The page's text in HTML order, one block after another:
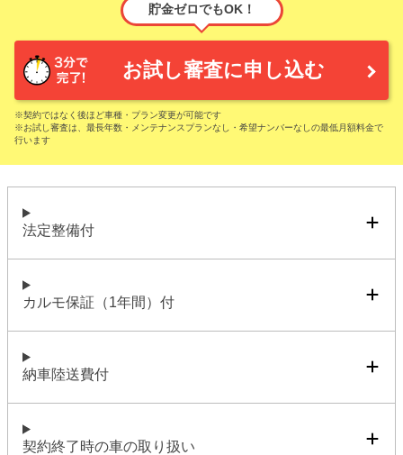
貯金ゼロでもOK！
お試し審査に申し込む
※契約ではなく後ほど車種・プラン変更が可能です
※お試し審査は、最長年数・メンテナンスプランなし・希望ナンバーなしの最低月額料金で
行います
法定整備付
カルモ保証（1年間）付
納車陸送費付
契約終了時の車の取り扱い